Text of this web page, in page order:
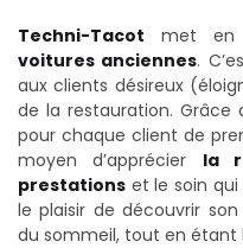
Techni-Tacot met en
voitures anciennes.
aux clients désireux
de la restauration. Grâce
pour chaque client de
moyen d’apprécier la
prestations et le soin qui
le plaisir de découvrir
du sommeil, tout en étant